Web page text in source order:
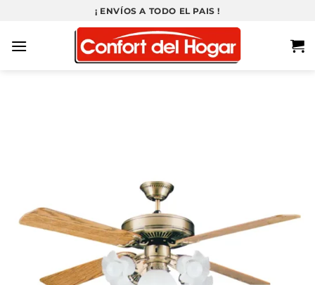
contenido
¡ ENVÍOS A TODO EL PAIS !